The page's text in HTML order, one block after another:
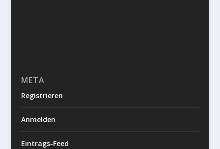
META
Registrieren
Anmelden
Eintrags-Feed